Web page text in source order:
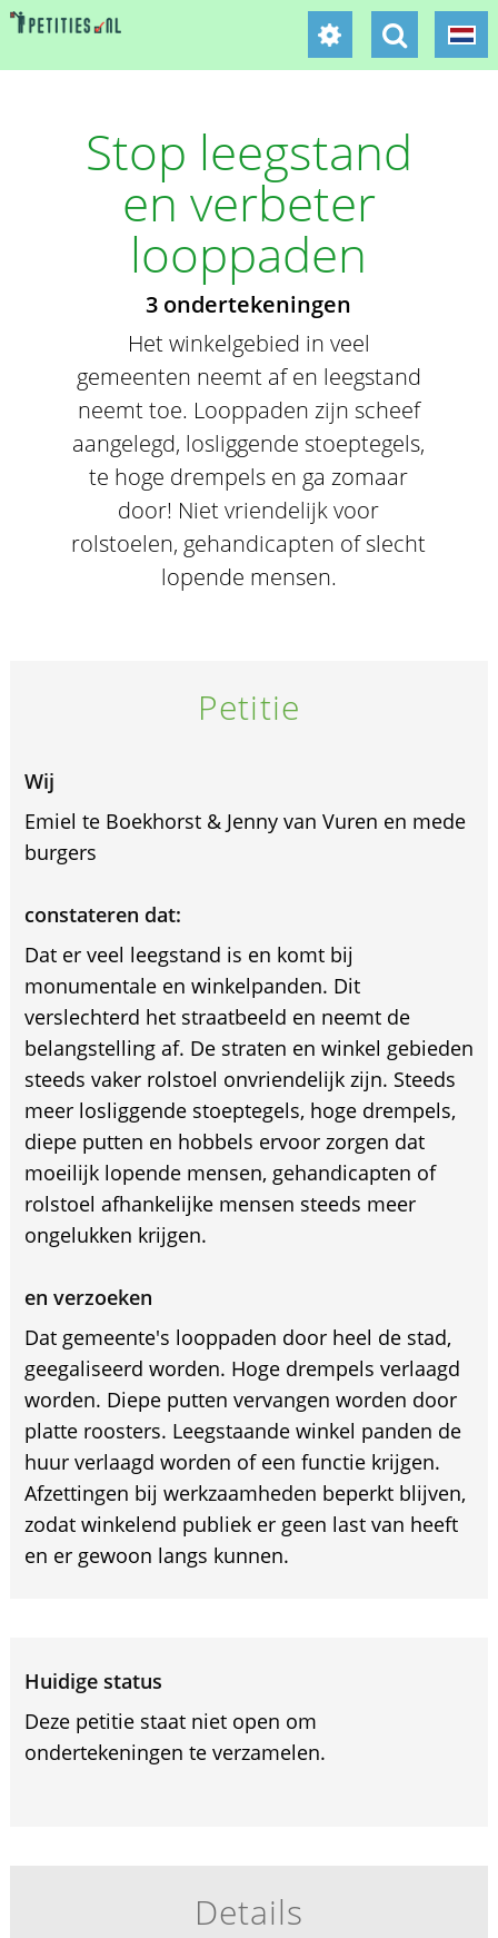
Stop leegstand
en verbeter
looppaden
3 ondertekeningen
Het winkelgebied in veel
gemeenten neemt af en leegstand
neemt toe. Looppaden zijn scheef
aangelegd, losliggende stoeptegels,
te hoge drempels en ga zomaar
door! Niet vriendelijk voor
rolstoelen, gehandicapten of slecht
lopende mensen.
Petitie
Wij
Emiel te Boekhorst & Jenny van Vuren en mede
burgers
constateren dat:
Dat er veel leegstand is en komt bij
monumentale en winkelpanden. Dit
verslechterd het straatbeeld en neemt de
belangstelling af. De straten en winkel gebieden
steeds vaker rolstoel onvriendelijk zijn. Steeds
meer losliggende stoeptegels, hoge drempels,
diepe putten en hobbels ervoor zorgen dat
moeilijk lopende mensen, gehandicapten of
rolstoel afhankelijke mensen steeds meer
ongelukken krijgen.
en verzoeken
Dat gemeente's looppaden door heel de stad,
geegaliseerd worden. Hoge drempels verlaagd
worden. Diepe putten vervangen worden door
platte roosters. Leegstaande winkel panden de
huur verlaagd worden of een functie krijgen.
Afzettingen bij werkzaamheden beperkt blijven,
zodat winkelend publiek er geen last van heeft
en er gewoon langs kunnen.
Huidige status
Deze petitie staat niet open om
ondertekeningen te verzamelen.
Details